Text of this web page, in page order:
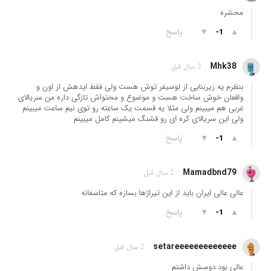
محشره
▲
-1
▼ پاسخ
Mhk38 2 سال قبل
بنظرم یه زیربنایی از لوسیفر توش هست ولی فقط ایدهش از اون و
واقعان خوش ساخت هست و موضوع و محتواش تازگی داره من سریالای
غربی هم میبینم ولی مثلا یه قسمت یک ساعته رو توی نیم ساعت میبینم
ولی این سریالای کره ای رو قشنگ میشینم کامل میبینم
▲
-1
▼ پاسخ
Mamadbnd79 2 سال قبل
عالی عالی ایران باید از این تیراژها بسازه که متاسفانه
▲
-1
▼ پاسخ
setareeeeeeeeeeeee 2 سال قبل
عالی بود دوسش داشتم